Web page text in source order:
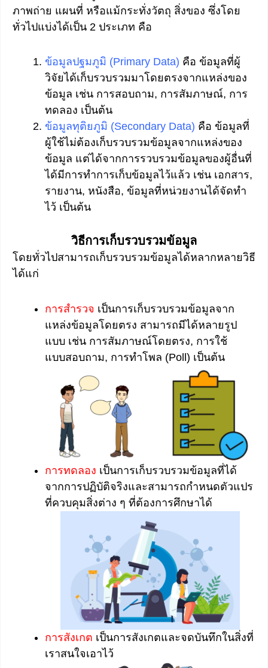
ภาพถ่าย แผนที่ หรือแม้กระทั่งวัตถุ สิ่งของ ซึ่งโดย
ทั่วไปแบ่งได้เป็น 2 ประเภท คือ
ข้อมูลปฐมภูมิ (Primary Data) คือ ข้อมูลที่ผู้
วิจัยได้เก็บรวบรวมมาโดยตรงจากแหล่งของ
ข้อมูล เช่น การสอบถาม, การสัมภาษณ์, การ
ทดลอง เป็นต้น
ข้อมูลทุติยภูมิ (Secondary Data) คือ ข้อมูลที่
ผู้ใช้ไม่ต้องเก็บรวบรวมข้อมูลจากแหล่งของ
ข้อมูล แต่ได้จากการรวบรวมข้อมูลของผู้อื่นที่
ได้มีการทำการเก็บข้อมูลไว้แล้ว เช่น เอกสาร,
รายงาน, หนังสือ, ข้อมูลที่หน่วยงานได้จัดทำ
ไว้ เป็นต้น
วิธีการเก็บรวบรวมข้อมูล
โดยทั่วไปสามารถเก็บรวบรวมข้อมูลได้หลากหลายวิธี
ได้แก่
การสำรวจ เป็นการเก็บรวบรวมข้อมูลจาก
แหล่งข้อมูลโดยตรง สามารถมีได้หลายรูป
แบบ เช่น การสัมภาษณ์โดยตรง, การใช้
แบบสอบถาม, การทำโพล (Poll) เป็นต้น
การทดลอง เป็นการเก็บรวบรวมข้อมูลที่ได้
จากการปฏิบัติจริงและสามารถกำหนดตัวแปร
ที่ควบคุมสิ่งต่าง ๆ ที่ต้องการศึกษาได้
การสังเกต เป็นการสังเกตและจดบันทึกในสิ่งที่
เราสนใจเอาไว้